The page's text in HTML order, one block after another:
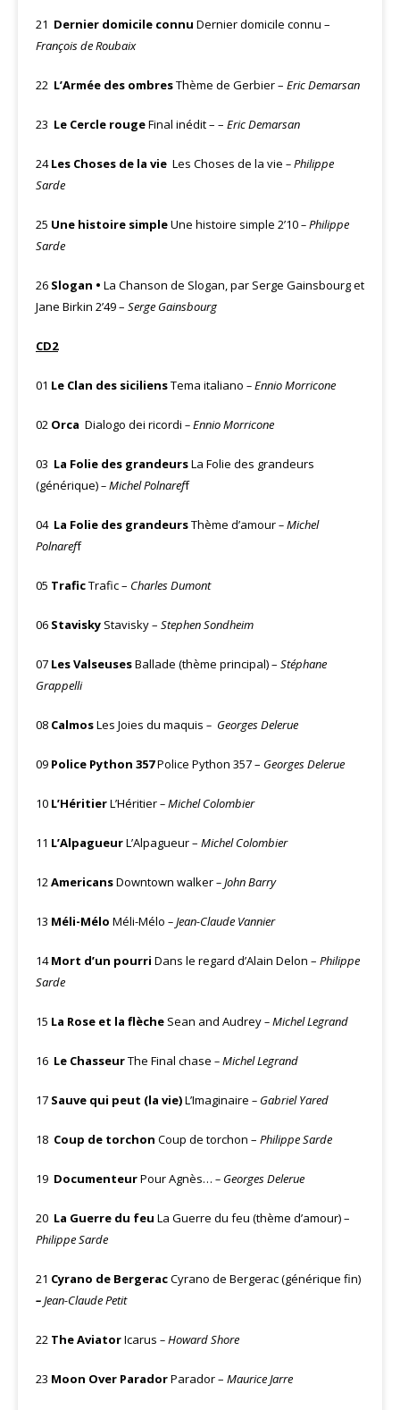
21 Dernier domicile connu Dernier domicile connu –
François de Roubaix
22 L’Armée des ombresThème de Gerbier – Eric Demarsan
23 Le Cercle rougeFinal inédit – – Eric Demarsan
24Les Choses de la vie Les Choses de la vie – Philippe
Sarde
25 Une histoire simpleUne histoire simple 2’10– Philippe
Sarde
26 Slogan • La Chanson de Slogan, par Serge Gainsbourg et
Jane Birkin 2’49 – Serge Gainsbourg
CD2
01 Le Clan des siciliensTema italiano –Ennio Morricone
02 Orca Dialogo dei ricordi –Ennio Morricone
03 La Folie des grandeursLa Folie des grandeurs
(générique)– Michel Polnareff
04 La Folie des grandeursThème d’amour– Michel
Polnareff
05 TraficTrafic – Charles Dumont
06 Stavisky Stavisky – Stephen Sondheim
07 Les ValseusesBallade (thème principal) – Stéphane
Grappelli
08 CalmosLes Joies du maquis – Georges Delerue
09 Police Python 357Police Python 357 – Georges Delerue
10 L’HéritierL’Héritier– Michel Colombier
11 L’AlpagueurL’Alpagueur – Michel Colombier
12AmericansDowntown walker– John Barry
13 Méli-Mélo Méli-Mélo – Jean-Claude Vannier
14Mort d’un pourri Dans le regard d’Alain Delon – Philippe
Sarde
15 La Rose et la flèche Sean and Audrey– Michel Legrand
16 Le ChasseurThe Final chase – Michel Legrand
17 Sauve qui peut (la vie)L’Imaginaire – Gabriel Yared
18 Coup de torchon Coup de torchon – Philippe Sarde
19 DocumenteurPour Agnès… – Georges Delerue
20 La Guerre du feu La Guerre du feu (thème d’amour)–
Philippe Sarde
21 Cyrano de BergeracCyrano de Bergerac (générique fin)
–Jean-Claude Petit
22 The AviatorIcarus – Howard Shore
23 Moon Over ParadorParador – Maurice Jarre